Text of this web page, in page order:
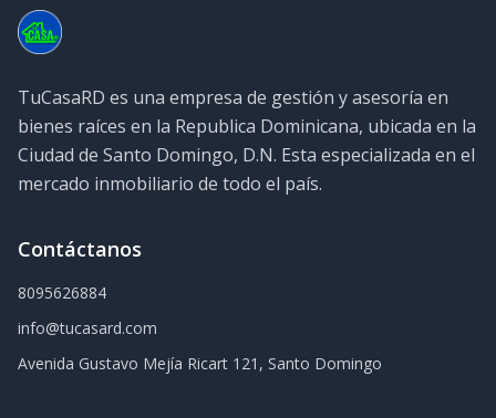
TuCasaRD es una empresa de gestión y asesoría en
bienes raíces en la Republica Dominicana, ubicada en la
Ciudad de Santo Domingo, D.N. Esta especializada en el
mercado inmobiliario de todo el país.
Contáctanos
8095626884
info@tucasard.com
Avenida Gustavo Mejía Ricart 121, Santo Domingo